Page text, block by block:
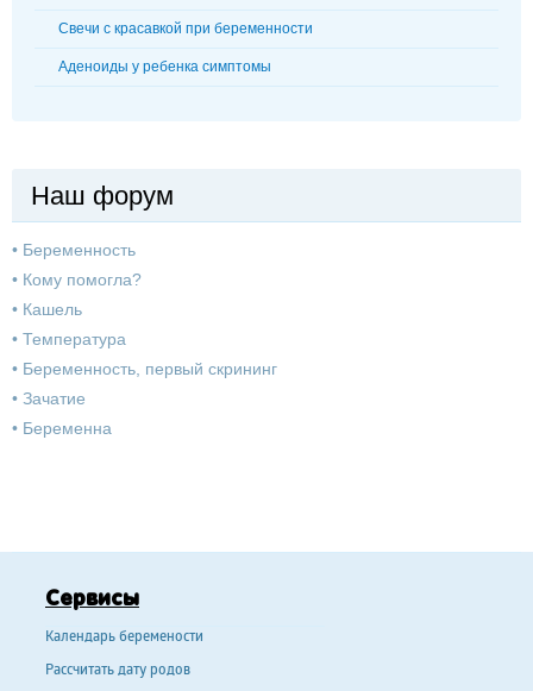
Свечи с красавкой при беременности
Аденоиды у ребенка симптомы
Наш форум
• Беременность
• Кому помогла?
• Кашель
• Температура
• Беременность, первый скрининг
• Зачатие
• Беременна
Сервисы
Календарь беремености
Рассчитать дату родов